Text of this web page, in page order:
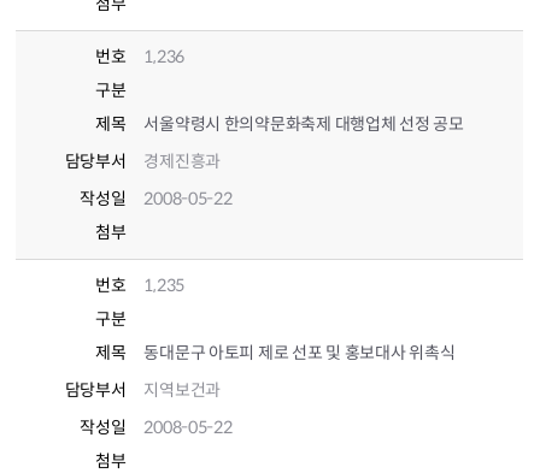
번호
1,236
구분
제목
서울약령시 한의약문화축제 대행업체 선정 공모
담당부서
경제진흥과
작성일
2008-05-22
첨부
번호
1,235
구분
제목
동대문구 아토피 제로 선포 및 홍보대사 위촉식
담당부서
지역보건과
작성일
2008-05-22
첨부